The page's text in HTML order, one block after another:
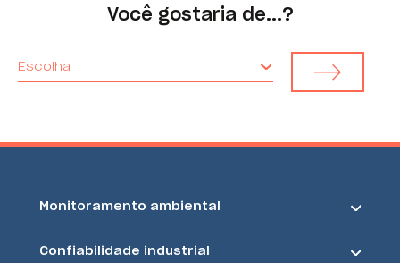
Você gostaria de...?
Escolha
Monitoramento ambiental
Confiabilidade industrial